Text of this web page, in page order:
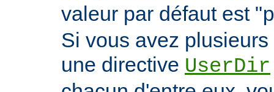
valeur par défaut est "
Si vous avez
une directive UserDir